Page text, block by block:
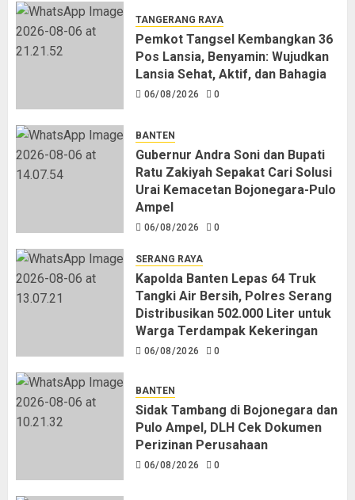
TANGERANG RAYA
Pemkot Tangsel Kembangkan 36
Pos Lansia, Benyamin: Wujudkan
Lansia Sehat, Aktif, dan Bahagia
06/08/2026 0
BANTEN
Gubernur Andra Soni dan Bupati
Ratu Zakiyah Sepakat Cari Solusi
Urai Kemacetan Bojonegara-Pulo
Ampel
06/08/2026 0
SERANG RAYA
Kapolda Banten Lepas 64 Truk
Tangki Air Bersih, Polres Serang
Distribusikan 502.000 Liter untuk
Warga Terdampak Kekeringan
06/08/2026 0
BANTEN
Sidak Tambang di Bojonegara dan
Pulo Ampel, DLH Cek Dokumen
Perizinan Perusahaan
06/08/2026 0